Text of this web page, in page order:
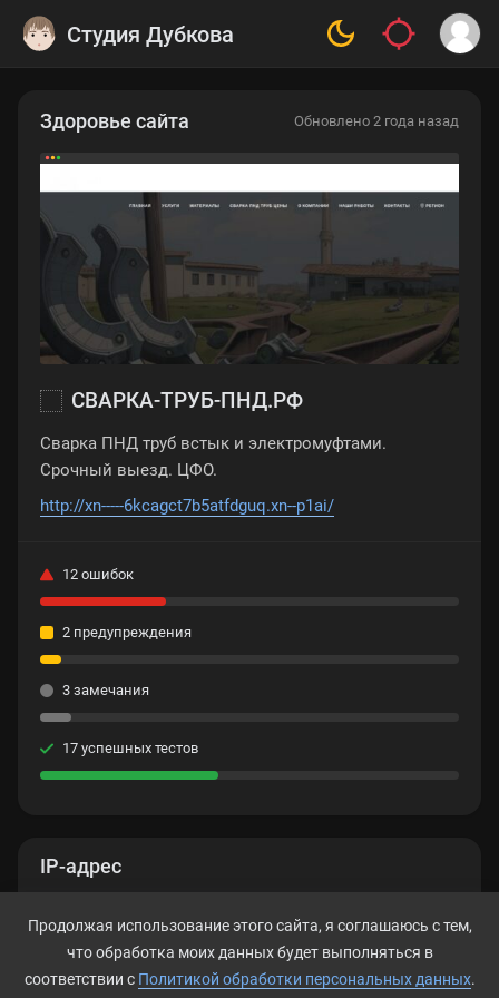
Студия Дубкова
IP-адрес
Здоровье сайта Обновлено 2 года назад
СВАРКА-ТРУБ-ПНД.РФ
Сварка ПНД труб встык и электромуфтами.
Срочный выезд. ЦФО.
http://xn-----6kcagct7b5atfdguq.xn--p1ai/
12 ошибок
2 предупреждения
3 замечания
17 успешных тестов
Продолжая использование этого сайта, я соглашаюсь с тем,
что обработка моих данных будет выполняться в
соответствии с Политикой обработки персональных данных.